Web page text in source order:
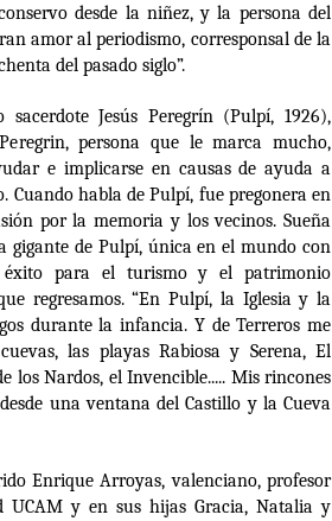
desde la niñez, y la persona del
amor al periodismo, corresponsal de la
del pasado siglo”.
Jesús Peregrín (Pulpí, 1926),
persona que le marca mucho,
e implicarse en causas de ayuda a
Cuando habla de Pulpí, fue pregonera en
por la memoria y los vecinos. Sueña
gigante de Pulpí, única en el mundo con
para el turismo y el patrimonio
regresamos. “En Pulpí, la Iglesia y la
durante la infancia. Y de Terreros me
las playas Rabiosa y Serena, El
los Nardos, el Invencible..... Mis rincones
una ventana del Castillo y la Cueva
Enrique Arroyas, valenciano, profesor
UCAM y en sus hijas Gracia, Natalia y